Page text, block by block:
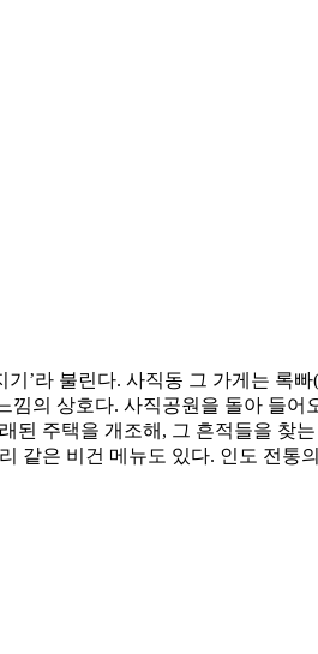
’라 불린다. 사직동 그 가게는 록
의 상호다. 사직공원을 돌아 들
주택을 개조해, 그 흔적들을 찾
은 비건 메뉴도 있다. 인도 전통